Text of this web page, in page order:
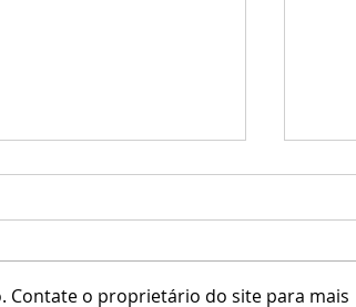
Contate o proprietário do site para mais